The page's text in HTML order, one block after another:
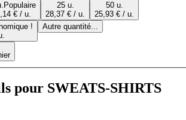
Populaire
€ / u.
25 u.
28,37 € / u.
50 u.
25,93 € / u.
!
Autre quantité...
pour SWEATS-SHIRTS